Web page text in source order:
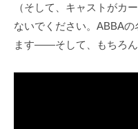
（そして、キャストがカ
ないでください。ABBA
ます——そして、もちろん